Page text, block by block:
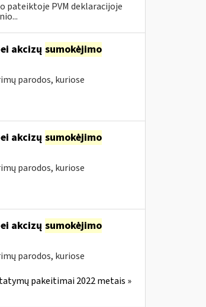
pateiktoje PVM deklaracijoje
akcizų sumokėjimo
parodos, kuriose
akcizų sumokėjimo
parodos, kuriose
akcizų sumokėjimo
parodos, kuriose
pakeitimai 2022 metais »